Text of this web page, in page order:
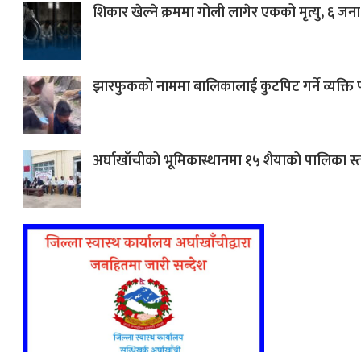
शिकार खेल्ने क्रममा गोली लागेर एकको मृत्यु, ६ जना
झारफुकको नाममा बालिकालाई कुटपिट गर्ने व्यक्ति
अर्घाखाँचीको भूमिकास्थानमा १५ शैयाको